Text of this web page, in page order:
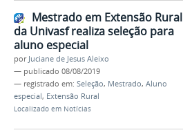
Mestrado em Extensão Rural
da Univasf realiza seleção para
aluno especial
por Juciane de Jesus Aleixo
— publicado 08/08/2019
— registrado em: Seleção, Mestrado, Aluno
especial, Extensão Rural
Localizado em Notícias